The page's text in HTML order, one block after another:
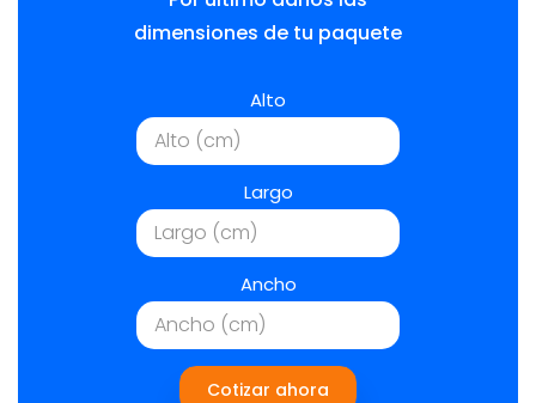
dimensiones de tu paquete
Alto
Largo
Ancho
Cotizar ahora